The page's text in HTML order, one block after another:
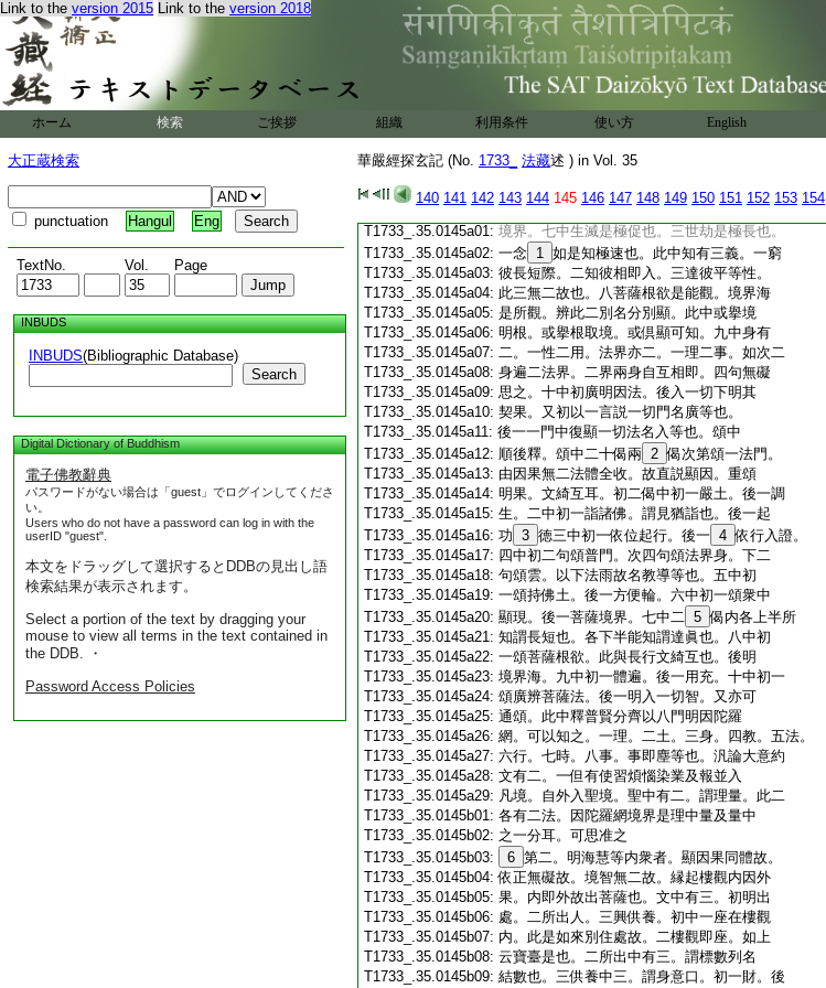
Link to the version 2015 Link to the version 2018
ホーム 検索 ご挨拶 組織 利用条件 使い方 English
大正蔵検索
punctuation Hangul Eng
TextNo. Vol. Page
INBUDS
INBUDS(Bibliographic Database)
Search
Digital Dictionary of Buddhism
電子佛教辭典
パスワードがない場合は「guest」でログインしてくださ
い。
Users who do not have a password can log in with the
userID "guest".
本文をドラッグして選択するとDDBの見出し語
検索結果が表示されます。
Select a portion of the text by dragging your
mouse to view all terms in the text contained in
the DDB. ・
Password Access Policies
華嚴經探玄記 (No. 1733_ 法藏述 ) in Vol. 35
140 141 142 143 144 145 146 147 148 149 150 151 152 153 154
T1733_.35.0144c19:故。又何故前列多人此唯一耶。以此人是形
T1733_.35.0144c20: 居道位徳標普門。彰一即一切一切即一。
T1733_.35.0144c21:以普收別故也。文中有二。謂直説重頌也。
T1733_.35.0144c22:
前中二初總後別。總中初自分後勝進。別中十
門。一嚴土調生。此二相即融成四句。可知。
T1733_.35.0144c24:二稱佛遍塵沙起佛徳。三中五位十願。二
T1733_.35.0144c25:行可知。四中一門有一切門名普門。於中
T1733_.35.0144c26:現一身即一切身名法界身。身皆灑法雨
T1733_.35.0144c27:故名雲也。五身作諸刹名護持土。於中復
T1733_.35.0144c28: 以三輪調化故名也。六遍諸佛國大會現
T1733_.35.0145a01: 境界。七中生滅是極促也。三世劫是極長也。
T1733_.35.0145a02: 一念 1 如是知極速也。此中知有三義。一窮
T1733_.35.0145a03: 彼長短際。二知彼相即入。三達彼平等性。
T1733_.35.0145a04: 此三無二故也。八菩薩根欲是能觀。境界海
T1733_.35.0145a05: 是所觀。辨此二別名分別顯。此中或擧境
T1733_.35.0145a06: 明根。或擧根取境。或倶顯可知。九中身有
T1733_.35.0145a07: 二。一性二用。法界亦二。一理二事。如次二
T1733_.35.0145a08: 身遍二法界。二界兩身自互相即。四句無礙
T1733_.35.0145a09: 思之。十中初廣明因法。後入一切下明其
T1733_.35.0145a10: 契果。又初以一言説一切門名廣等也。
T1733_.35.0145a11: 後一一門中復顯一切法名入等也。頌中
T1733_.35.0145a12: 順後釋。頌中二十偈兩 2 偈次第頌一法門。
T1733_.35.0145a13: 由因果無二法體全收。故直説顯因。重頌
T1733_.35.0145a14: 明果。文綺互耳。初二偈中初一嚴土。後一調
T1733_.35.0145a15: 生。二中初一詣諸佛。謂見猶詣也。後一起
T1733_.35.0145a16: 功 3 徳三中初一依位起行。後一 4 依行入證。
T1733_.35.0145a17: 四中初二句頌普門。次四句頌法界身。下二
T1733_.35.0145a18: 句頌雲。以下法雨故名教導等也。五中初
T1733_.35.0145a19: 一頌持佛土。後一方便輪。六中初一頌衆中
T1733_.35.0145a20: 顯現。後一菩薩境界。七中二 5 偈内各上半所
T1733_.35.0145a21: 知謂長短也。各下半能知謂達眞也。八中初
T1733_.35.0145a22: 一頌菩薩根欲。此與長行文綺互也。後明
T1733_.35.0145a23: 境界海。九中初一體遍。後一用充。十中初一
T1733_.35.0145a24: 頌廣辨菩薩法。後一明入一切智。又亦可
T1733_.35.0145a25: 通頌。此中釋普賢分齊以八門明因陀羅
T1733_.35.0145a26: 網。可以知之。一理。二土。三身。四教。五法。
T1733_.35.0145a27: 六行。七時。八事。事即塵等也。汎論大意約
T1733_.35.0145a28: 文有二。一但有使習煩惱染業及報並入
T1733_.35.0145a29: 凡境。自外入聖境。聖中有二。謂理量。此二
T1733_.35.0145b01: 各有二法。因陀羅網境界是理中量及量中
T1733_.35.0145b02: 之一分耳。可思准之
T1733_.35.0145b03:
6 第二。明海慧等内衆者。顯因果同體故。
T1733_.35.0145b04:依正無礙故。境智無二故。縁起樓觀内因外
T1733_.35.0145b05: 果。内即外故出菩薩也。文中有三。初明出
T1733_.35.0145b06: 處。二所出人。三興供養。初中一座在樓觀
T1733_.35.0145b07: 内。此是如來別住處故。二樓觀即座。如上
T1733_.35.0145b08: 云寶臺是也。二所出中有三。謂標數列名
T1733_.35.0145b09: 結數也。三供養中三。謂身意口。初一財。後